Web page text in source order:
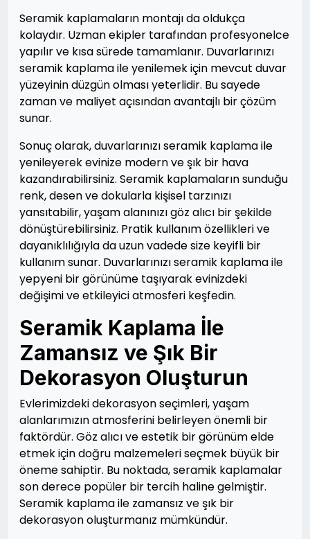
Seramik kaplamaların montajı da oldukça
kolaydır. Uzman ekipler tarafından profesyonelce
yapılır ve kısa sürede tamamlanır. Duvarlarınızı
seramik kaplama ile yenilemek için mevcut duvar
yüzeyinin düzgün olması yeterlidir. Bu sayede
zaman ve maliyet açısından avantajlı bir çözüm
sunar.
Sonuç olarak, duvarlarınızı seramik kaplama ile
yenileyerek evinize modern ve şık bir hava
kazandırabilirsiniz. Seramik kaplamaların sunduğu
renk, desen ve dokularla kişisel tarzınızı
yansıtabilir, yaşam alanınızı göz alıcı bir şekilde
dönüştürebilirsiniz. Pratik kullanım özellikleri ve
dayanıklılığıyla da uzun vadede size keyifli bir
kullanım sunar. Duvarlarınızı seramik kaplama ile
yepyeni bir görünüme taşıyarak evinizdeki
değişimi ve etkileyici atmosferi keşfedin.
Seramik Kaplama İle
Zamansız ve Şık Bir
Dekorasyon Oluşturun
Evlerimizdeki dekorasyon seçimleri, yaşam
alanlarımızın atmosferini belirleyen önemli bir
faktördür. Göz alıcı ve estetik bir görünüm elde
etmek için doğru malzemeleri seçmek büyük bir
öneme sahiptir. Bu noktada, seramik kaplamalar
son derece popüler bir tercih haline gelmiştir.
Seramik kaplama ile zamansız ve şık bir
dekorasyon oluşturmanız mümkündür.